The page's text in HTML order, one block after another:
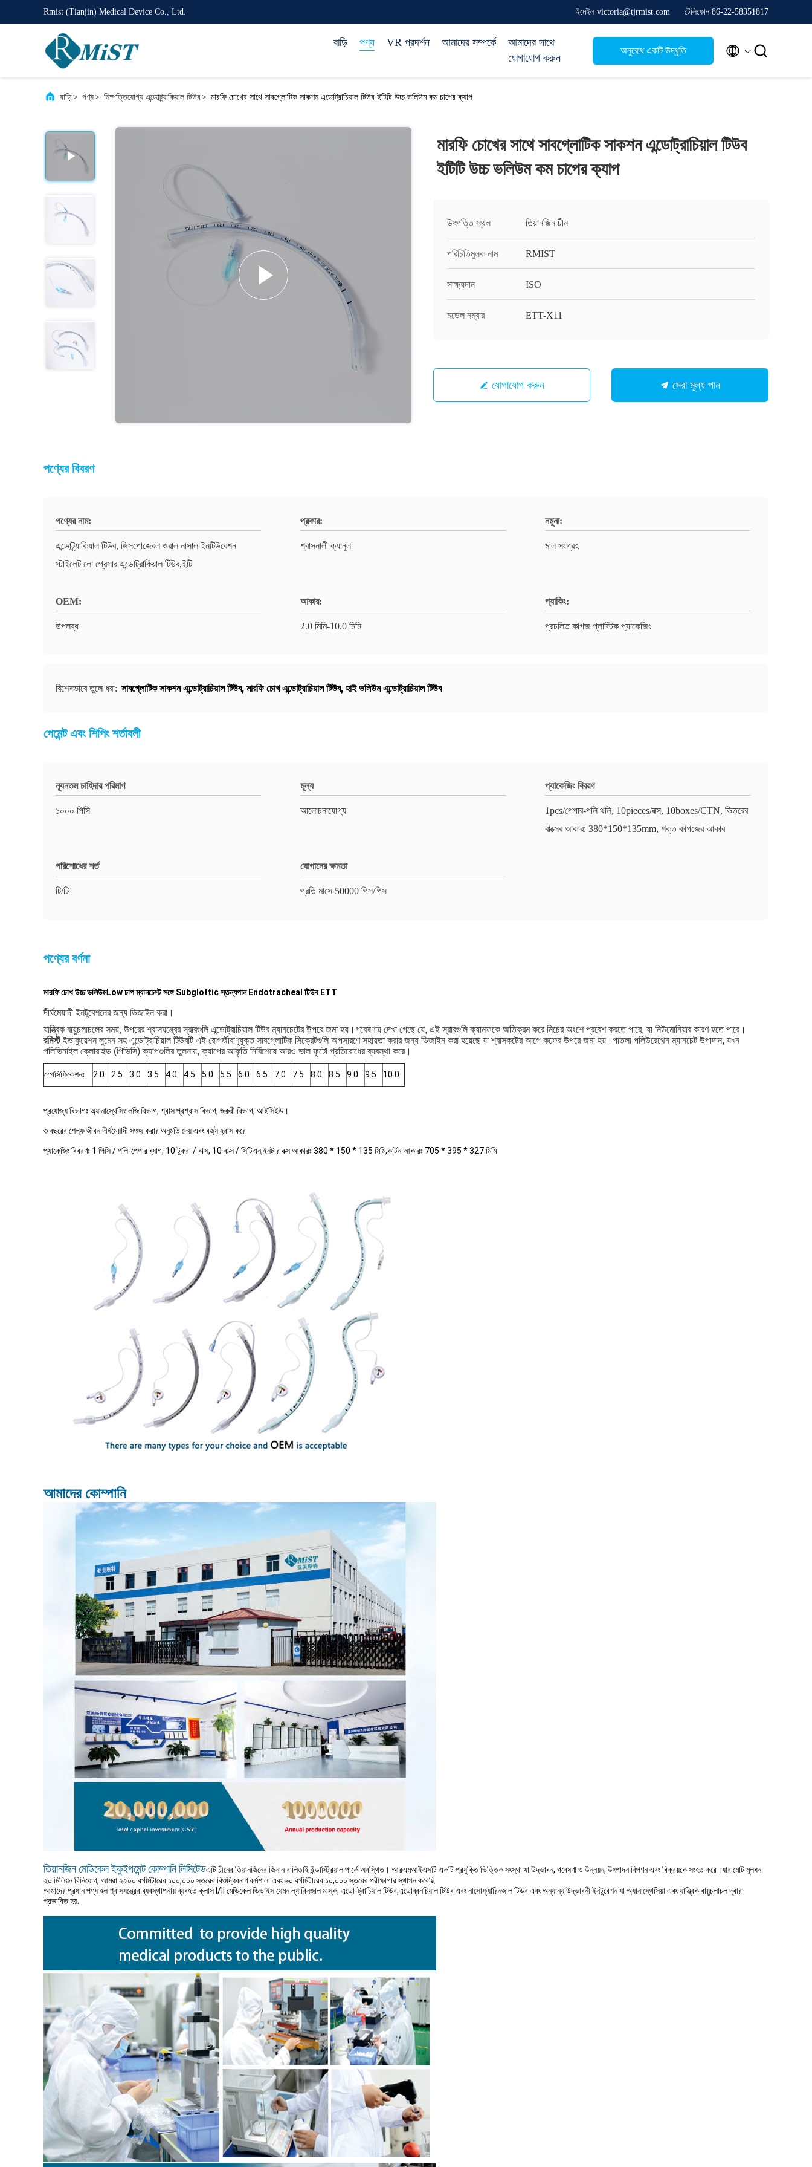
Rmist (Tianjin) Medical Device Co., Ltd. ইমেইল victoria@tjrmist.com টেলিফোন 86-22-58351817
বাড়ি পণ্য VR প্রদর্শন আমাদের সম্পর্কে
আমাদের সাথে
যোগাযোগ করুন
অনুরোধ একটি উদ্ধৃতি  
বাড়ি> পণ্য> নিষ্পত্তিযোগ্য এন্ডোট্র্যাকিয়াল টিউব> মারফি চোখের সাথে সাবগ্লোটিক সাকশন এন্ডোট্রাচিয়াল টিউব ইটিটি উচ্চ ভলিউম কম চাপের ক্যাপ
মারফি চোখের সাথে সাবগ্লোটিক সাকশন এন্ডোট্রাচিয়াল টিউব
ইটিটি উচ্চ ভলিউম কম চাপের ক্যাপ
উৎপত্তি স্থল তিয়ানজিন চীন
পরিচিতিমুলক নাম RMIST
সাক্ষ্যদান ISO
মডেল নম্বার ETT-X11
যোগাযোগ করুন সেরা মূল্য পান
পণ্যের বিবরণ
পণ্যের নাম:
এন্ডোট্র্যাকিয়াল টিউব, ডিসপোজেবল ওরাল নাসাল ইনটিউবেশন
স্টাইলেট লো প্রেসার এন্ডোট্রাকিয়াল টিউব,ইটি
প্রকার:
শ্বাসনালী ক্যানুলা
নমুনা:
মাল সংগ্রহ
OEM:
উপলব্ধ
আকার:
2.0 মিমি-10.0 মিমি
প্যাকিং:
প্রচলিত কাগজ প্লাস্টিক প্যাকেজিং
বিশেষভাবে তুলে ধরা: সাবগ্লোটিক সাকশন এন্ডোট্রাচিয়াল টিউব, মারফি চোখ এন্ডোট্রাচিয়াল টিউব, হাই ভলিউম এন্ডোট্রাচিয়াল টিউব
পেমেন্ট এবং শিপিং শর্তাবলী
ন্যূনতম চাহিদার পরিমাণ
১০০০ পিসি
মূল্য
আলোচনাযোগ্য
প্যাকেজিং বিবরণ
1pcs/পেপার-পলি থলি, 10pieces/বক্স, 10boxes/CTN, ভিতরের
বাক্সের আকার: 380*150*135mm, শক্ত কাগজের আকার
পরিশোধের শর্ত
টি/টি
যোগানের ক্ষমতা
প্রতি মাসে 50000 পিস/পিস
পণ্যের বর্ণনা
মারফি চোখ উচ্চ ভলিউমLow চাপ ম্যানচেস্ট সঙ্গে Subglottic স্তন্যপান Endotracheal টিউব ETT
দীর্ঘমেয়াদী ইনটুবেশনের জন্য ডিজাইন করা।
যান্ত্রিক বায়ুচলাচলের সময়, উপরের শ্বাসযন্ত্রের স্রাবগুলি এন্ডোট্রাচিয়াল টিউব ম্যানচেটের উপরে জমা হয়।গবেষণায় দেখা গেছে যে, এই স্রাবগুলি ক্যানফকে অতিক্রম করে নিচের অংশে প্রবেশ করতে পারে, যা নিউমোনিয়ার কারণ হতে পারে।
রমিস্ট ইভাকুয়েশন লুমেন সহ এন্ডোট্রাচিয়াল টিউবটি এই রোগজীবাণুযুক্ত সাবগ্লোটিক সিক্রেটগুলি অপসারণে সহায়তা করার জন্য ডিজাইন করা হয়েছে যা শ্বাসকষ্টের আগে কফের উপরে জমা হয়।পাতলা পলিউরেথেন ম্যানচেট উপাদান, যখন
পলিভিনাইল ক্লোরাইড (পিভিসি) ক্যাপগুলির তুলনায়, ক্যাপের আকৃতি নির্বিশেষে আরও ভাল ফুটো প্রতিরোধের ব্যবস্থা করে।
স্পেসিফিকেশনঃ 2.0 2.5 3.0 3.5 4.0 4.5 5.0 5.5 6.0 6.5 7.0 7.5 8.0 8.5 9.0 9.5 10.0
প্রযোজ্য বিভাগঃ অ্যানাস্থেসিওলজি বিভাগ, শ্বাস প্রশ্বাস বিভাগ, জরুরী বিভাগ, আইসিইউ।
৩ বছরের শেল্ফ জীবন দীর্ঘমেয়াদী সঞ্চয় করার অনুমতি দেয় এবং বর্জ্য হ্রাস করে
প্যাকেজিং বিবরণঃ 1 পিসি / পলি-পেপার ব্যাগ, 10 টুকরা / বাক্স, 10 বাক্স / সিটিএন,ইনটার বক্স আকারঃ 380 * 150 * 135 মিমি,কার্টন আকারঃ 705 * 395 * 327 মিমি
আমাদের কোম্পানি
তিয়ানজিন মেডিকেল ইকুইপমেন্ট কোম্পানি লিমিটেডএটি চীনের তিয়ানজিনের জিনান বালিতাই ইন্ডাস্ট্রিয়াল পার্কে অবস্থিত। আরএমআইএসটি একটি প্রযুক্তি ভিত্তিক সংস্থা যা উদ্ভাবন, গবেষণা ও উন্নয়ন, উৎপাদন বিপণন এবং বিক্রয়কে সংহত করে।যার মোট মূলধন
২০ মিলিয়ন বিনিয়োগ, আমরা ২২০০ বর্গমিটারের ১০০,০০০ স্তরের বিশুদ্ধিকরণ কর্মশালা এবং ৬০ বর্গমিটারের ১০,০০০ স্তরের পরীক্ষাগার স্থাপন করেছি
আমাদের প্রধান পণ্য হল শ্বাসযন্ত্রের ব্যবস্থাপনায় ব্যবহৃত ক্লাস I/II মেডিকেল ডিভাইস যেমন ল্যারিনজাল মাস্ক, এন্ডো-ট্রাচিয়াল টিউব,এন্ডোব্রনচিয়াল টিউব এবং নাসোফ্যারিনজাল টিউব এবং অন্যান্য উদ্ভাবনী ইনটুবেশন যা অ্যানাস্থেসিয়া এবং যান্ত্রিক বায়ুচলাচল দ্বারা
প্রভাবিত হয়.